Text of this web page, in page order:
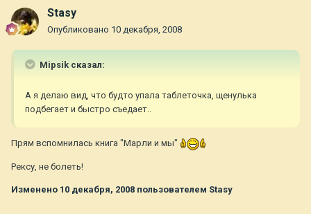
Stasy
Опубликовано 10 декабря, 2008
Mipsik сказал:
А я делаю вид, что будто упала таблеточка, щенулька
подбегает и быстро съедает..
Прям вспомнилась книга "Марли и мы"
Рексу, не болеть!
Изменено 10 декабря, 2008 пользователем Stasy